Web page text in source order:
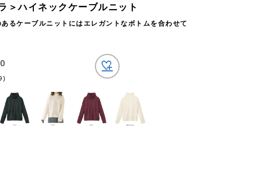
＞ハイネックケーブルニット
るケーブルニットにはエレガントなボトムを合わせて